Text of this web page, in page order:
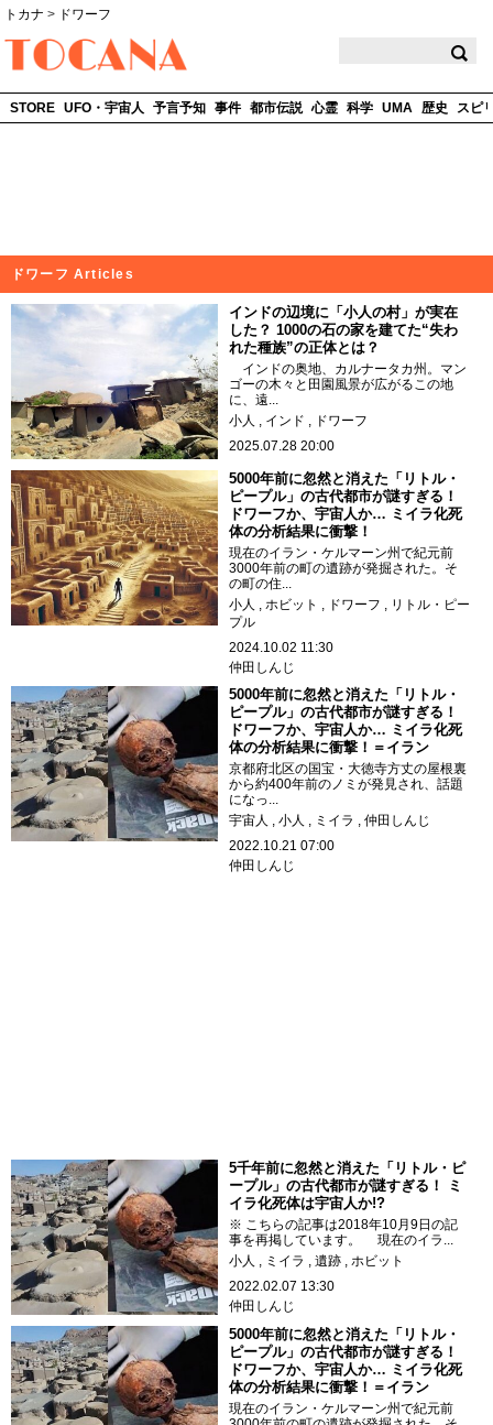
トカナ > ドワーフ
STORE UFO・宇宙人 予言予知 事件 都市伝説 心霊 科学 UMA 歴史 スピ
ドワーフ Articles
インドの辺境に「小人の村」が実在
した？ 1000の石の家を建てた“失わ
れた種族”の正体とは？
インドの奥地、カルナータカ州。マン
ゴーの木々と田園風景が広がるこの地
に、遠...
小人
インド
ドワーフ
2025.07.28 20:00
5000年前に忽然と消えた「リトル・
ピープル」の古代都市が謎すぎる！
ドワーフか、宇宙人か… ミイラ化死
体の分析結果に衝撃！
現在のイラン・ケルマーン州で紀元前
3000年前の町の遺跡が発掘された。そ
の町の住...
小人
ホビット ドワーフ
リトル・ピー
プル
2024.10.02 11:30
仲田しんじ
5000年前に忽然と消えた「リトル・
ピープル」の古代都市が謎すぎる！
ドワーフか、宇宙人か… ミイラ化死
体の分析結果に衝撃！＝イラン
京都府北区の国宝・大徳寺方丈の屋根裏
から約400年前のノミが発見され、話題
になっ...
宇宙人
小人 ミイラ
仲田しんじ
2022.10.21 07:00
仲田しんじ
5千年前に忽然と消えた「リトル・ピ
ープル」の古代都市が謎すぎる！ ミ
イラ化死体は宇宙人か!?
※ こちらの記事は2018年10月9日の記
事を再掲しています。 現在のイラ...
小人
ミイラ 遺跡
ホビット
2022.02.07 13:30
仲田しんじ
5000年前に忽然と消えた「リトル・
ピープル」の古代都市が謎すぎる！
ドワーフか、宇宙人か… ミイラ化死
体の分析結果に衝撃！＝イラン
現在のイラン・ケルマーン州で紀元前